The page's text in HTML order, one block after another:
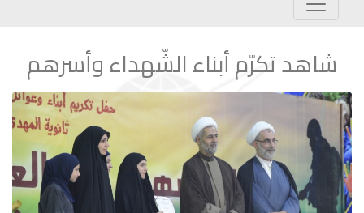
شاهد تكرّم أبناء الشّهداء وأسرهم